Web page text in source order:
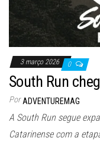
3 março 2026 0
South Run
Por ADVENTUREMAG
A South Run segue
Catarinense com a